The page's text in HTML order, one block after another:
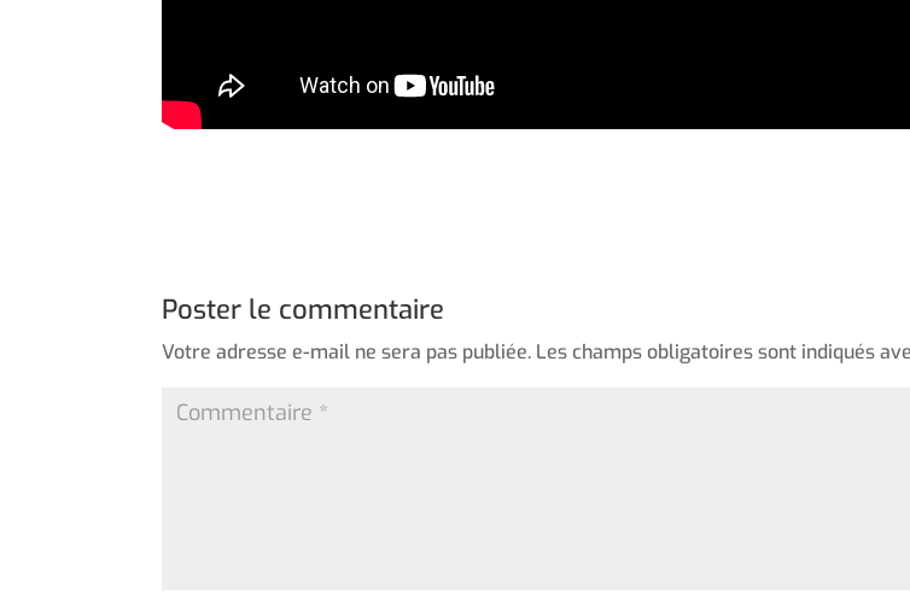
Poster le commentaire
Votre adresse e-mail ne sera pas publiée. Les champs obligatoires sont indiqués